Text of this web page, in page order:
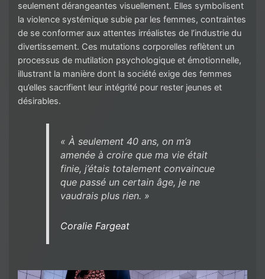
seulement dérangeantes visuellement. Elles symbolisent
la violence systémique subie par les femmes, contraintes
de se conformer aux attentes irréalistes de l’industrie du
divertissement. Ces mutations corporelles reflètent un
processus de mutilation psychologique et émotionnelle,
illustrant la manière dont la société exige des femmes
qu’elles sacrifient leur intégrité pour rester jeunes et
désirables.
« À seulement 40 ans, on m’a
amenée à croire que ma vie était
finie, j’étais totalement convaincue
que passé un certain âge, je ne
vaudrais plus rien. »
Coralie Fargeat